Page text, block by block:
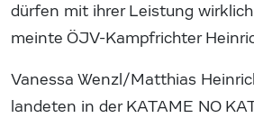
dürfen mit ihrer Leistung
meinte ÖJV-Kampfrichter
Vanessa Wenzl/Matthias
landeten in der KATAME NO